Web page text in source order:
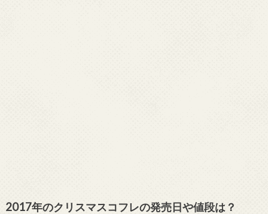
2017年のクリスマスコフレの発売日や値段は？